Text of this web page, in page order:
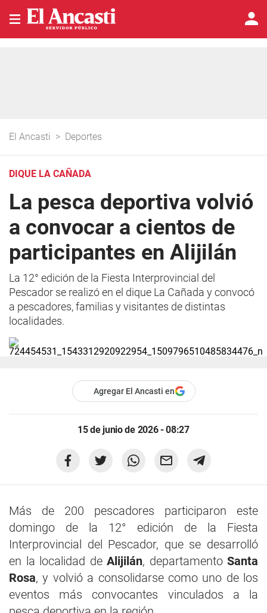
El Ancasti > Deportes
DIQUE LA CAÑADA
La pesca deportiva volvió
a convocar a cientos de
participantes en Alijilán
La 12° edición de la Fiesta Interprovincial del
Pescador se realizó en el dique La Cañada y convocó
a pescadores, familias y visitantes de distintas
localidades.
Agregar El Ancasti en
15 de junio de 2026 - 08:27
Más de 200 pescadores participaron este
domingo de la 12° edición de la Fiesta
Interprovincial del Pescador, que se desarrolló
en la localidad de Alijilán, departamento Santa
Rosa, y volvió a consolidarse como uno de los
eventos más convocantes vinculados a la